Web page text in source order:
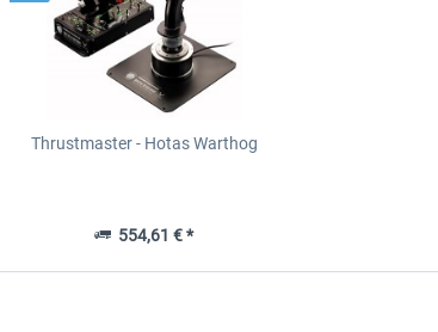
Thrustmaster - Hotas Warthog
554,61 € *